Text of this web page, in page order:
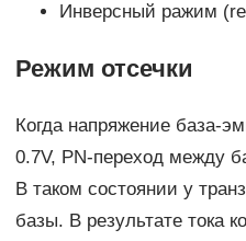
Инверсный ражим
Режим отсечки
Когда напряжение база-
0.7V, PN-переход между
В таком состоянии у
базы. В результате тока